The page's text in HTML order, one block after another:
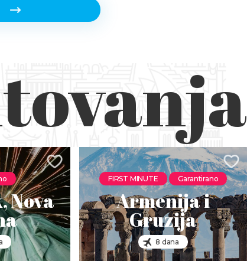
Nova
FIRST MINUTE Garantirano
Armenija i
Gruzija
8 dana